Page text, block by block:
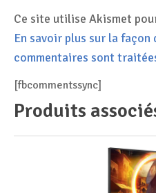
Ce site utilise Akismet
En savoir plus sur la façon
commentaires sont
[fbcommentssync]
Produits